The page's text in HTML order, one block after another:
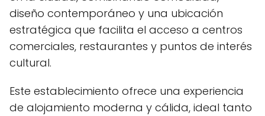
diseño contemporáneo y una ubicación
estratégica que facilita el acceso a centros
comerciales, restaurantes y puntos de interés
cultural.
Este establecimiento ofrece una experiencia
de alojamiento moderna y cálida, ideal tanto